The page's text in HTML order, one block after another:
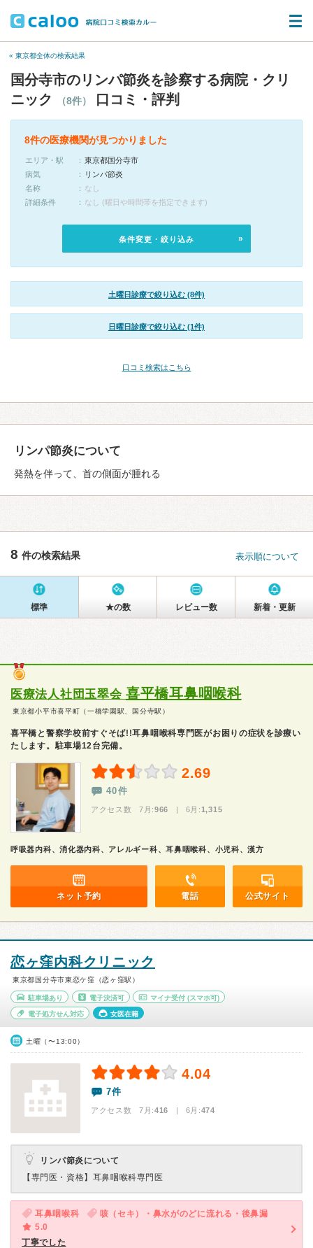
« 東京都全体の検索結果
国分寺市のリンパ節炎を診察する病院・クリ
ニック
（8件） 口コミ・評判
8件の医療機関が見つかりました
エリア・駅
東京都国分寺市
病気
リンパ節炎
名称
なし
詳細条件
なし (曜日や時間帯を指定できます)
条件変更・絞り込み
土曜日診療で絞り込む (8件)
日曜日診療で絞り込む (1件)
口コミ検索はこちら
リンパ節炎について
発熱を伴って、首の側面が腫れる
8 件の検索結果 表示順について
標準 ★の数 レビュー数 新着・更新
医療法人社団玉翠会 喜平橋耳鼻咽喉科
東京都小平市喜平町（一橋学園駅、国分寺駅）
喜平橋と警察学校前すぐそば!!耳鼻咽喉科専門医がお困りの症状を診療い
たします。駐車場12台完備。
2.69
40件
アクセス数 7月:966 | 6月: 1,315
呼吸器内科、消化器内科、アレルギー科、耳鼻咽喉科、小児科、漢方
ネット予約 電話 公式サイト
恋ヶ窪内科クリニック
東京都国分寺市東恋ケ窪（恋ヶ窪駅）
駐車場あり 電子決済可 マイナ受付 (スマホ可)
電子処方せん対応 女医在籍
土曜（〜13:00）
4.04
7件
アクセス数 7月:416 | 6月:474
リンパ節炎について
【専門医・資格】 耳鼻咽喉科専門医
耳鼻咽喉科
咳（セキ）・鼻水がのどに流れる・後鼻漏
5.0
丁寧でした